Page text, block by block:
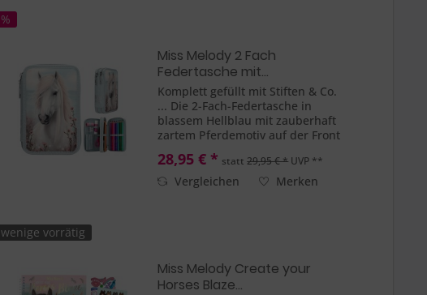
%
Miss Melody 2 Fach
Federtasche mit...
Komplett gefüllt mit Stiften & Co.
... Die 2-Fach-Federtasche in
blassem Hellblau mit zauberhaft
zartem Pferdemotiv auf der Front
lädt zum Träumen ein. Die
beiden Reißverschlussfächer sind
komplett gefüllt mit 18
28,95 € * statt29,95 € * UVP **
Vergleichen Merken
wenige vorrätig
Miss Melody Create your
Horses Blaze...